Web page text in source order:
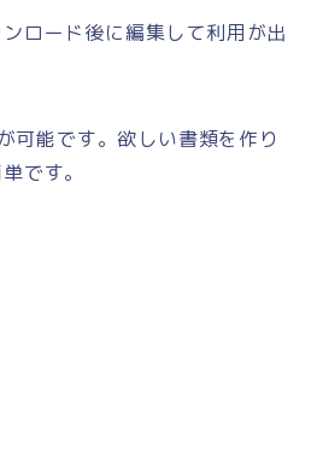
ロード後に編集して利用が出
可能です。欲しい書類を作り
です。